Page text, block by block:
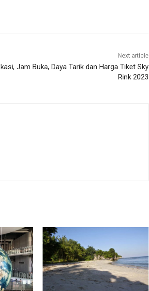
Next article
Jam Buka, Daya Tarik dan Harga Tiket Sky
Rink 2023